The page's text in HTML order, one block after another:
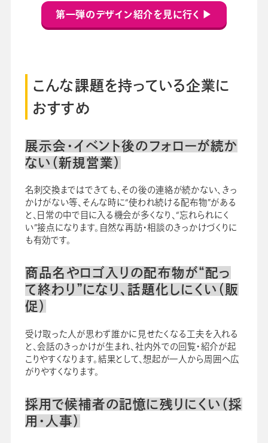
第一弾のデザイン紹介を見に行く ▶
こんな課題を持っている企業に
おすすめ
展示会・イベント後のフォローが続か
ない（新規営業）
名刺交換まではできても、その後の連絡が続かない、きっ
かけがない等、そんな時に“使われ続ける配布物”がある
と、日常の中で目に入る機会が多くなり、“忘れられにく
い”接点になります。自然な再訪・相談のきっかけづくりに
も有効です。
商品名やロゴ入りの配布物が“配っ
て終わり”になり、話題化しにくい（販
促）
受け取った人が思わず誰かに見せたくなる工夫を入れる
と、会話のきっかけが生まれ、社内外での回覧・紹介が起
こりやすくなります。結果として、想起が一人から周囲へ広
がりやすくなります。
採用で候補者の記憶に残りにくい（採
用・人事）